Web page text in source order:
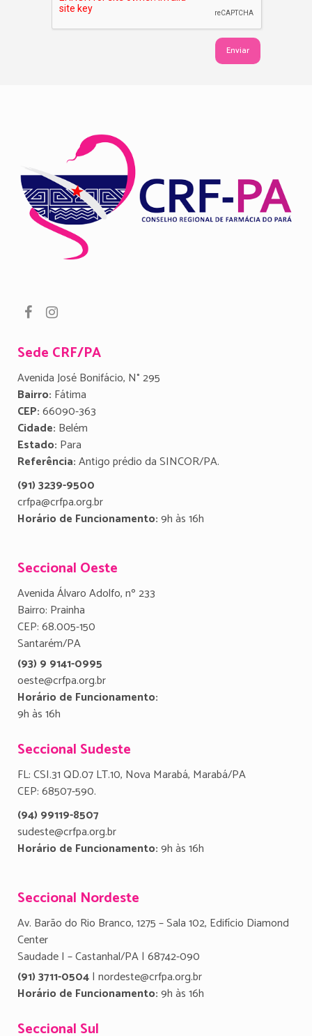
Sede CRF/PA
Avenida José Bonifácio, N° 295
Bairro: Fátima
CEP:66090-363
Cidade: Belém
Estado: Para
Referência:Antigo prédio da SINCOR/PA.
(91) 3239-9500
crfpa@crfpa.org.br
Horário de Funcionamento:9h às 16h
Seccional Oeste
Avenida Álvaro Adolfo, nº 233
Bairro: Prainha
CEP: 68.005-150
Santarém/PA
(93) 9 9141-0995
oeste@crfpa.org.br
Horário de Funcionamento:
9h às 16h
Seccional Sudeste
FL: CSI.31 QD.07 LT.10, Nova Marabá, Marabá/PA
CEP: 68507-590.
(94) 99119-8507
sudeste@crfpa.org.br
Horário de Funcionamento:9h às 16h
Seccional Nordeste
Av. Barão do Rio Branco, 1275 – Sala 102, Edifício Diamond
Center
Saudade I – Castanhal/PA | 68742-090
(91) 3711-0504| nordeste@crfpa.org.br
Horário de Funcionamento:9h às 16h
Seccional Sul